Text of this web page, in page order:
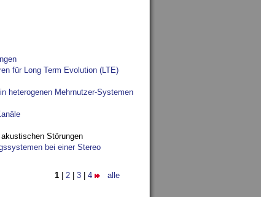
für Long Term Evolution (LTE)
heterogenen Mehrnutzer-Systemen
Störungen
bei einer Stereo
1 2 3 4 alle